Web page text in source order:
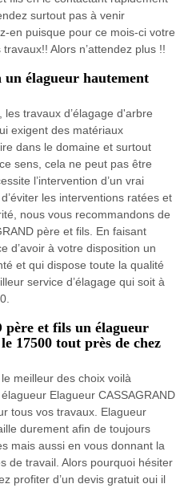
surtout pas à venir
en puisque pour ce mois-ci votre
Alors n’attendez plus !!
élagueur hautement
les travaux d’élagage d'arbre
exigent des matériaux
dans le domaine et surtout
sens, cela ne peut pas être
l’intervention d’un vrai
les interventions ratées et
nous vous recommandons de
père et fils. En faisant
d’avoir à votre disposition un
et qui dispose toute la qualité
service d’élagage qui soit à
et fils un élagueur
17500 tout près de chez
meilleur des choix voilà
Elagueur CASSAGRAND
tous vos travaux. Elagueur
durement afin de toujours
mais aussi en vous donnant la
de travail. Alors pourquoi hésiter
profiter d’un devis gratuit oui il